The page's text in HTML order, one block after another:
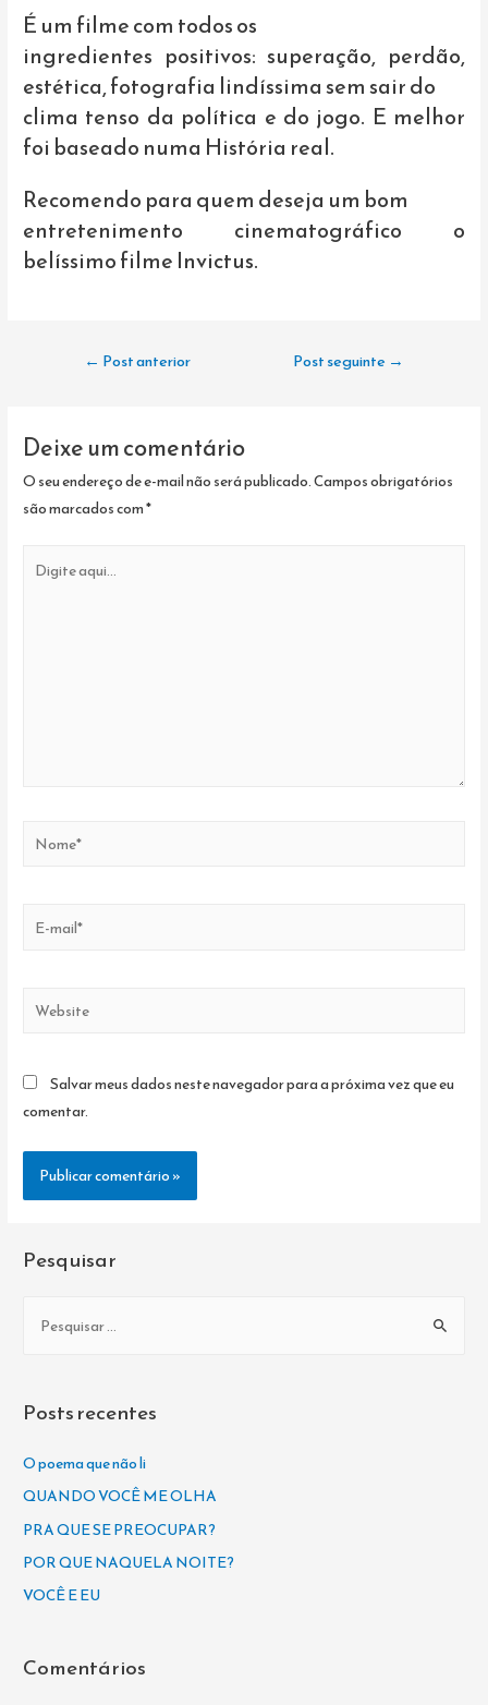
É um filme com todos os
ingredientes positivos: superação, perdão,
estética, fotografia lindíssima sem sair do
clima tenso da política e do jogo. E melhor
foi baseado numa História real.
Recomendo para quem deseja um bom
entretenimento cinematográfico o
belíssimo filme Invictus.
Navegação
Post
← Post anterior Post seguinte →
Deixe um comentário
O seu endereço de e-mail não será publicado.Campos obrigatórios
são marcados com*
aqui...
Website
Salvar meus dados neste navegador para a próxima vez que eu
comentar.
Pesquisar
i
s
p
o
:
Posts recentes
O poema que não li
QUANDO VOCÊ ME OLHA
PRA QUE SE PREOCUPAR?
POR QUE NAQUELA NOITE?
VOCÊ E EU
Comentários